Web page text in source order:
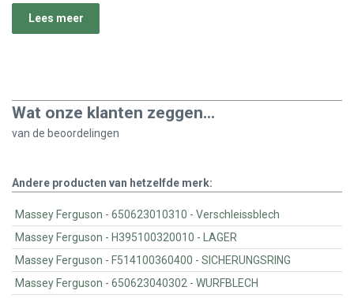
Lees meer
Wat onze klanten zeggen...
van de beoordelingen
Andere producten van hetzelfde merk:
Massey Ferguson - 650623010310 - Verschleissblech
Massey Ferguson - H395100320010 - LAGER
Massey Ferguson - F514100360400 - SICHERUNGSRING
Massey Ferguson - 650623040302 - WURFBLECH